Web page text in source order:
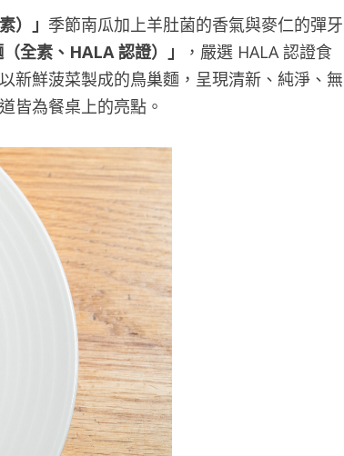
）」 季節南瓜加上羊肚菌的香氣與麥仁的彈牙
全素、HALA 認證）」
，嚴選 HALA 認證食
新鮮菠菜製成的鳥巢麵，呈現清新、純淨、無
皆為餐桌上的亮點。